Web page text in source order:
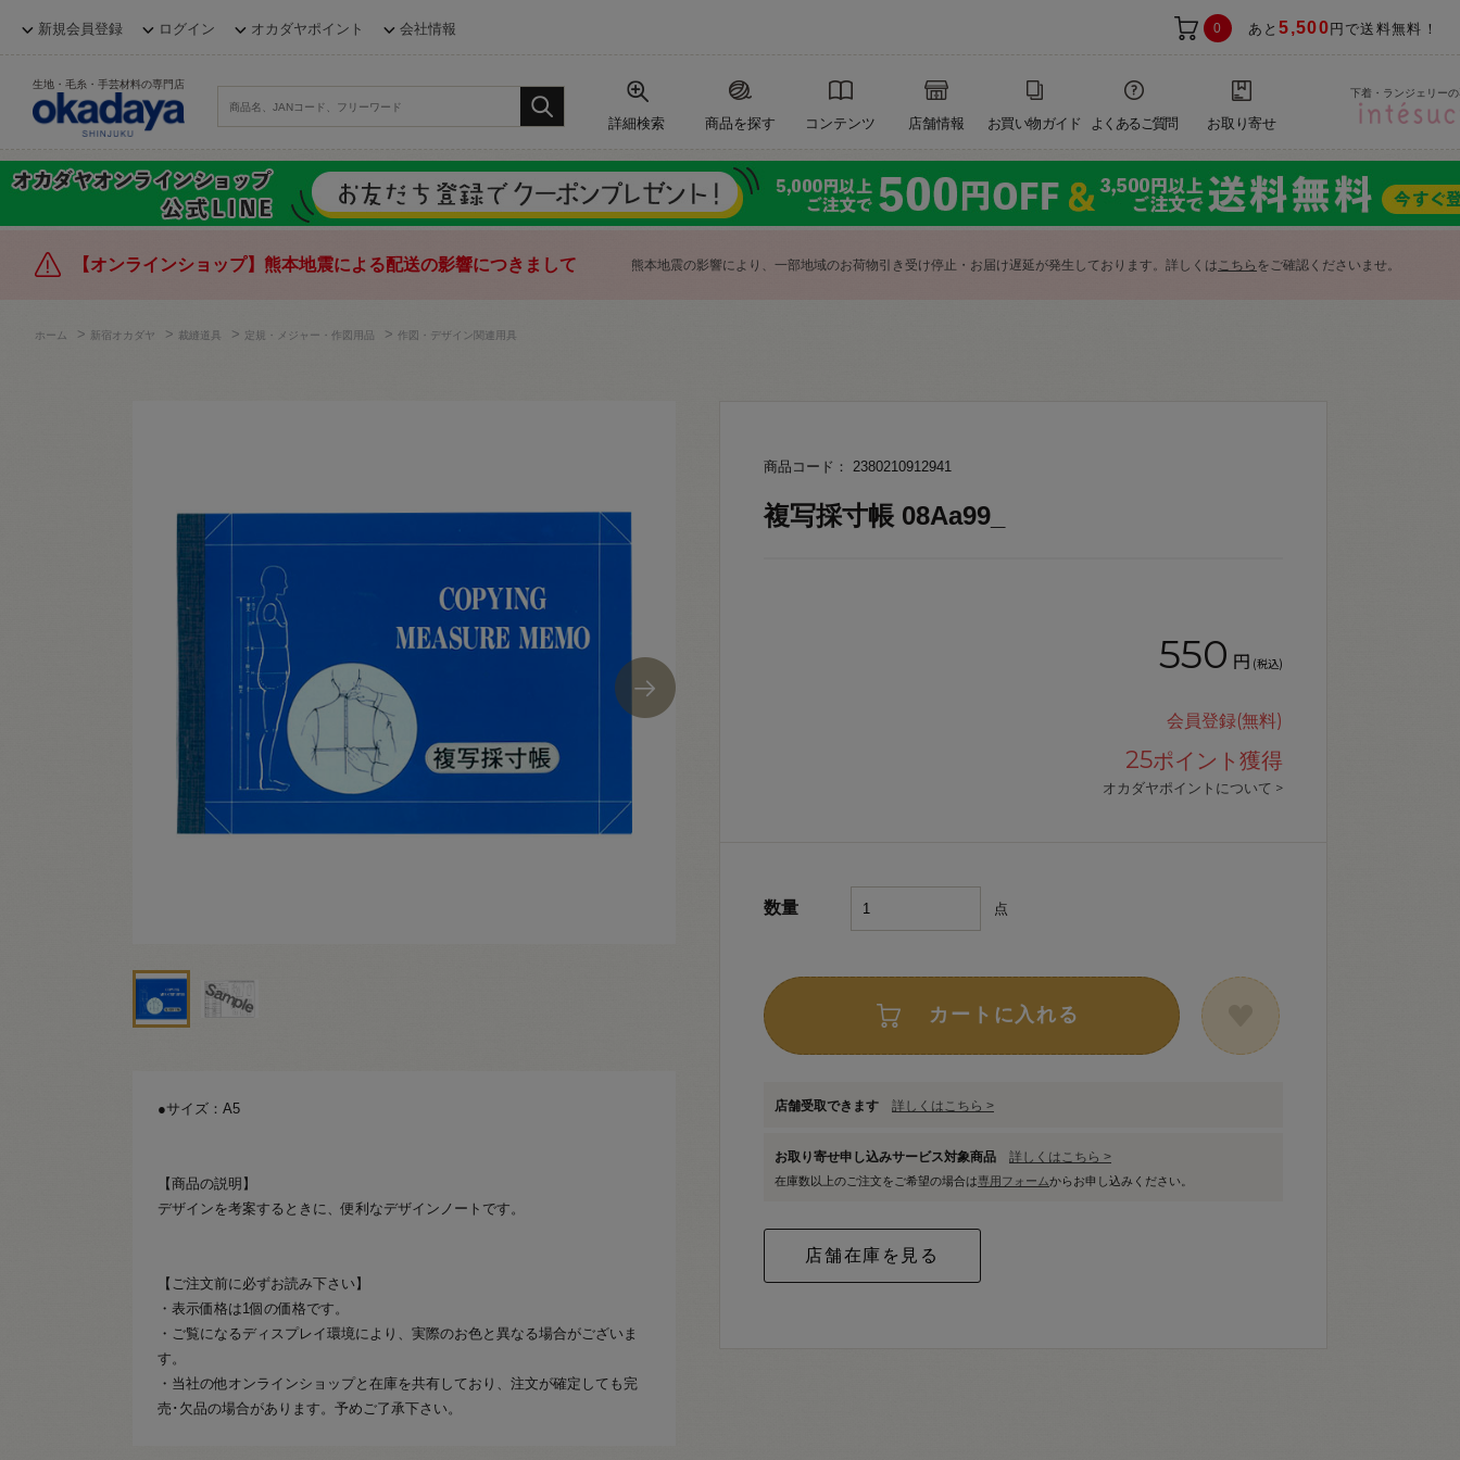
新規会員登録 ログイン オカダヤポイント 会社情報 0 あと5,500 円で送料無料！
生地・毛糸・手芸材料の専門店
詳細検索 商品を探す コンテンツ 店舗情報 お買い物ガイド よくあるご質問 お取り寄せ
下着・ランジェリー
【オンラインショップ】熊本地震による配送の影響につきまして 熊本地震の影響により、一部地域のお荷物引き受け停止・お届け遅延が発生しております。詳しくはこちら をご確認くださいませ。
ホーム > 新宿オカダヤ > 裁縫道具 > 定規・メジャー・作図用品 > 作図・デザイン関連用具
●サイズ：A5
【商品の説明】
デザインを考案するときに、便利なデザインノートです。
【ご注文前に必ずお読み下さい】
・表示価格は1個の価格です。
・ご覧になるディスプレイ環境により、実際のお色と異なる場合がございま
す。
・当社の他オンラインショップと在庫を共有しており、注文が確定しても完
売･欠品の場合があります。予めご了承下さい。
商品コード： 2380210912941
複写採寸帳 08Aa99_
550 円 (税込)
会員登録(無料)
25ポイント獲得
オカダヤポイントについて >
数量 点
カートに入れる
店舗受取できます 詳しくはこちら >
お取り寄せ申し込みサービス対象商品 詳しくはこちら >
在庫数以上のご注文をご希望の場合は専用フォームからお申し込みください。